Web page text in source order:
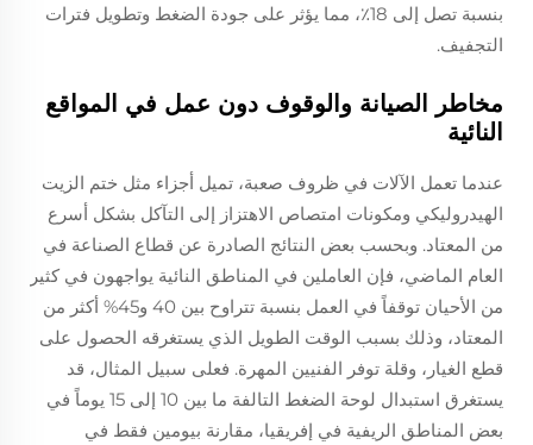
بنسبة تصل إلى 18٪، مما يؤثر على جودة الضغط وتطويل فترات
التجفيف.
مخاطر الصيانة والوقوف دون عمل في المواقع
النائية
عندما تعمل الآلات في ظروف صعبة، تميل أجزاء مثل ختم الزيت
الهيدروليكي ومكونات امتصاص الاهتزاز إلى التآكل بشكل أسرع
من المعتاد. وبحسب بعض النتائج الصادرة عن قطاع الصناعة في
العام الماضي، فإن العاملين في المناطق النائية يواجهون في كثير
من الأحيان توقفاً في العمل بنسبة تتراوح بين 40 و45% أكثر من
المعتاد، وذلك بسبب الوقت الطويل الذي يستغرقه الحصول على
قطع الغيار، وقلة توفر الفنيين المهرة. فعلى سبيل المثال، قد
يستغرق استبدال لوحة الضغط التالفة ما بين 10 إلى 15 يوماً في
بعض المناطق الريفية في إفريقيا، مقارنة بيومين فقط في